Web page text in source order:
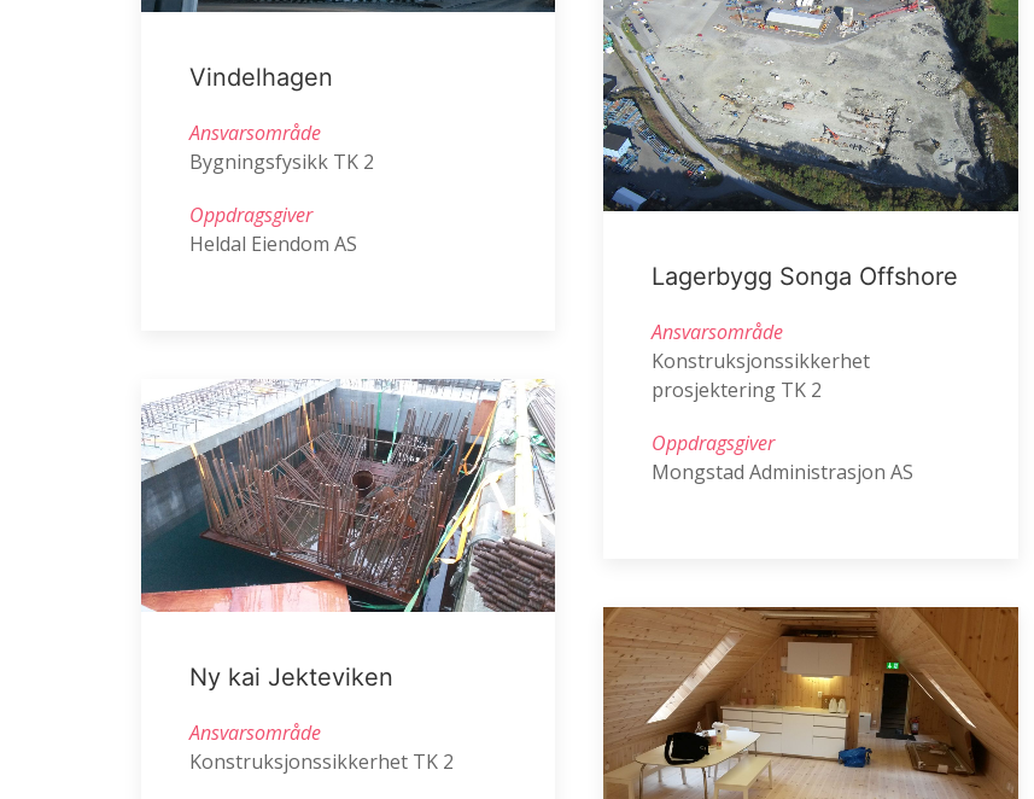
Vindelhagen
Ansvarsområde
Bygningsfysikk TK 2
Oppdragsgiver
Heldal Eiendom AS
Lagerbygg Songa Offshore
Ansvarsområde
Konstruksjonssikkerhet
prosjektering TK 2
Oppdragsgiver
Mongstad Administrasjon AS
Ny kai Jekteviken
Ansvarsområde
Konstruksjonssikkerhet TK 2